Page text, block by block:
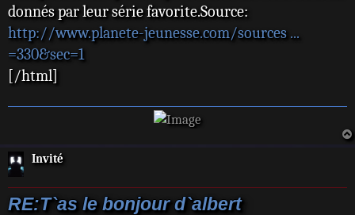
donnés par leur série favorite.Source:
http://www.planete-jeunesse.com/sources ...
=330&sec=1
[/html]
Invité
RE:T`as le bonjour d`albert